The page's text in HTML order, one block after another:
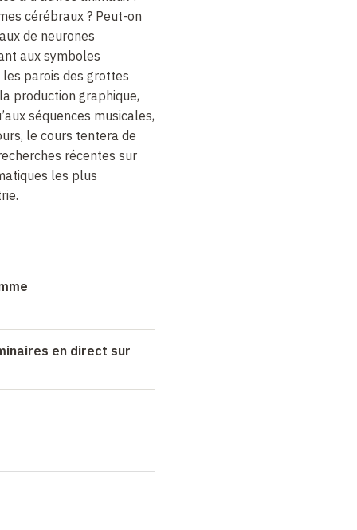
cérébraux ? Peut-on
de neurones
aux symboles
parois des grottes
production graphique,
séquences musicales,
le cours tentera de
récentes sur
les plus
en direct sur